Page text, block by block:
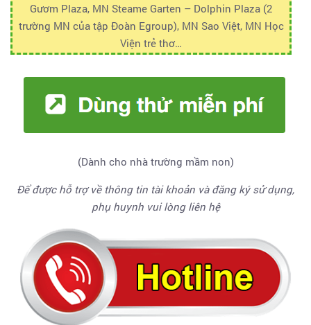
Gươm Plaza, MN Steame Garten – Dolphin Plaza (2
trường MN của tập Đoàn Egroup), MN Sao Việt, MN Học
Viện trẻ thơ…
(Dành cho nhà trường mầm non)
Để được hỗ trợ về thông tin tài khoản và đăng ký sử dụng,
phụ huynh vui lòng liên hệ